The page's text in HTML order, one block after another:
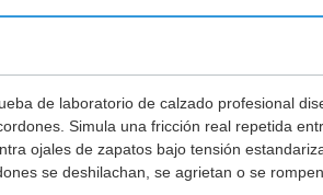
de laboratorio de calzado profesional
Simula una fricción real repetida
ojales de zapatos bajo tensión
se deshilachan, se agrietan o se